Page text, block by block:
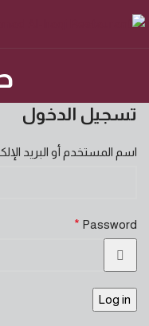
تسجيل الدخول
اسم المستخدم أو البريد
Password
*
Log in